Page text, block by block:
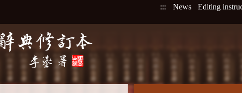
::: News Editing